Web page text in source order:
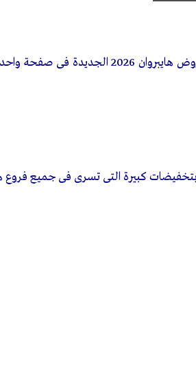
احدث عروض هايبروان 2026 الجديدة
كبيرة التى تسرى فى جميع فروع